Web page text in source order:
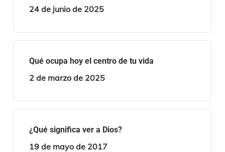
24 de junio de 2025
Qué ocupa hoy el centro de tu vida
2 de marzo de 2025
¿Qué significa ver a Dios?
19 de mayo de 2017